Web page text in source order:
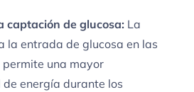
captación de glucosa: La
la entrada de glucosa en las
permite una mayor
energía durante los